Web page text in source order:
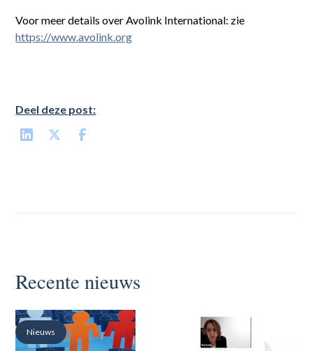
Voor meer details over Avolink International: zie
https://www.avolink.org
Deel deze post:
Recente nieuws
Nieuws